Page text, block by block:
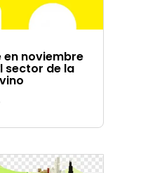
en noviembre
sector de la